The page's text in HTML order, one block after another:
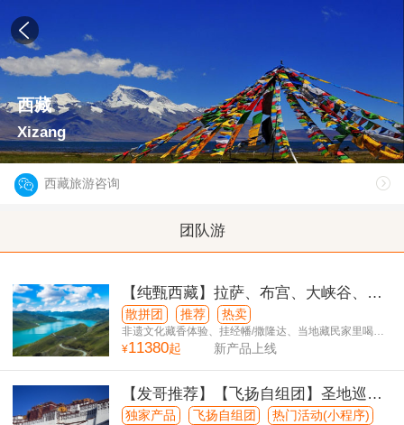
西藏
Xizang
西藏旅游咨询
团队游
【纯甄西藏】拉萨、布宫、大峡谷、巴
松措、桑耶寺、羊湖、纳木措 卧飞10日
游
散拼团 推荐 热卖
非遗文化藏香体验、挂经幡/撒隆达、当地藏民家里喝
茶！
¥11380起 新产品上线
【发哥推荐】【飞扬自组团】圣地巡游
·西藏心灵之旅
独家产品 飞扬自组团 热门活动(小程序)